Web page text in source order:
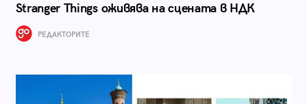
Stranger Things оживява на сцената в НДК
РЕДАКТОРИТЕ